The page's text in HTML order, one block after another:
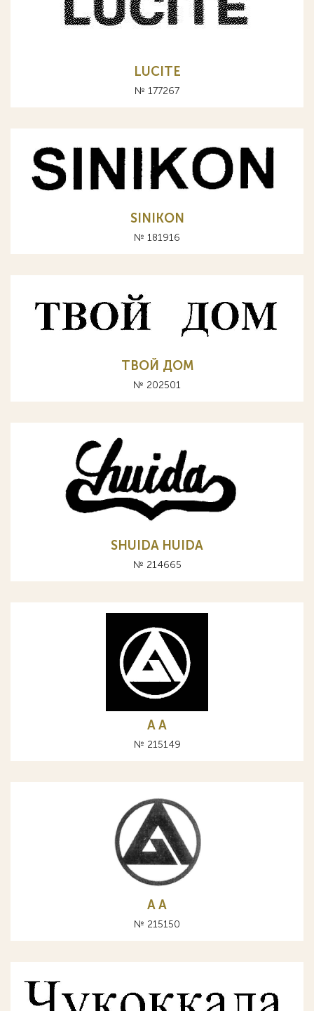
LUCITE
№ 177267
SINIKON
№ 181916
ТВОЙ ДОМ
№ 202501
SHUIDA HUIDA
№ 214665
A А
№ 215149
A А
№ 215150